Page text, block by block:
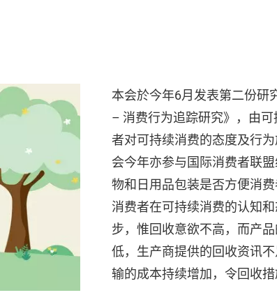
本会於今年6月发表第二份研
– 消费行为追踪研究》，由
者对可持续消费的态度及行
会今年亦参与国际消费者联
物和日用品包装是否方便消
消费者在可持续消费的认知
步，惟回收意欲不高，而产
低，生产商提供的回收资讯
输的成本持续增加，令回收